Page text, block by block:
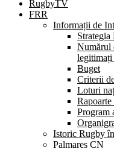
RugbyTV
FRR
Informații de
Numărul
legitimați
Buget
Criterii
Loturi
Program
Istoric Rugby
Palmares CN